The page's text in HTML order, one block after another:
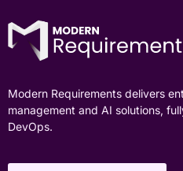
Modern Requirements delivers
management and AI solutions,
DevOps.